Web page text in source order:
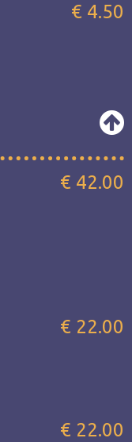
€ 4.50
€ 42.00
€ 22.00
€ 22.00